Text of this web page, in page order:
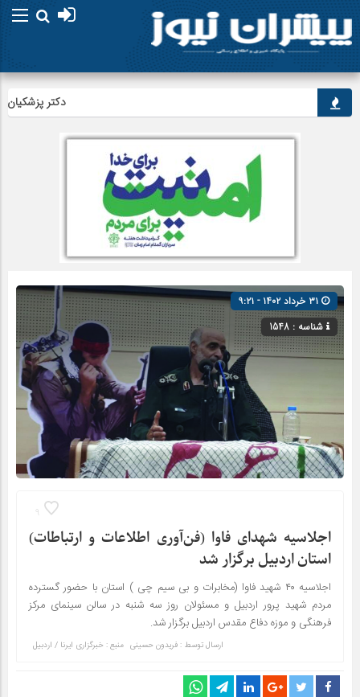
دکتر پزشکیان:
شناسه : 1548
9
اجلاسیه شهدای فاوا (فن‌آوری اطلاعات و ارتباطات)
استان اردبیل برگزار شد
اجلاسیه ۴۰ شهید فاوا (مخابرات و بی سیم چی ) استان با حضور گسترده
مردم شهید پرور اردبیل و مسئولان روز سه شنبه در سالن سینمای مرکز
فرهنگی و موزه دفاع مقدس اردبیل برگزار شد.
ارسال توسط : فریدون حسینی منبع : خبرگزاری ایرنا / اردبیل